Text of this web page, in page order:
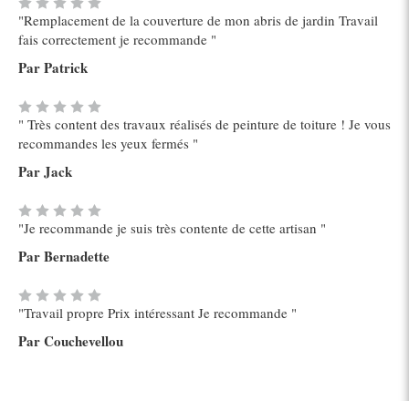
"Remplacement de la couverture de mon abris de jardin Travail
fais correctement je recommande "
Par Patrick
" Très content des travaux réalisés de peinture de toiture ! Je vous
recommandes les yeux fermés "
Par Jack
"Je recommande je suis très contente de cette artisan "
Par Bernadette
"Travail propre Prix intéressant Je recommande "
Par Couchevellou